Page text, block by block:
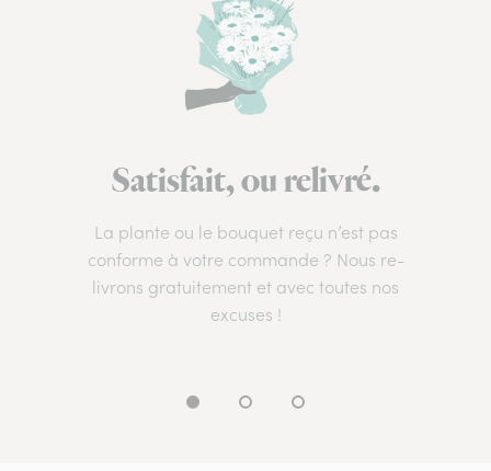
Satisfait, ou relivré.
La plante ou le bouquet reçu n’est pas
conforme à votre commande ? Nous re-
livrons gratuitement et avec toutes nos
excuses !